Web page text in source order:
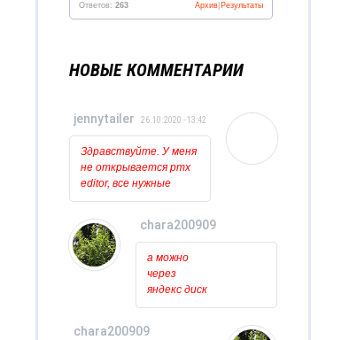
Ответов: 263 Результаты
|
Архив
НОВЫЕ КОММЕНТАРИИ
jennytailer 26.10.2020 - 13:42
Здравствуйте. У меня
не открывается pmx
editor, все нужные
программы
обновлены. Когда
пытаюсь открыть
его то ничего вообще
не происходит, лишь
на курсоре какое то
время мигает
загрузка. Может у
chara200909
11.10.2020 - 17:07
а можно
через
яндекс диск
скачть??????
chara200909